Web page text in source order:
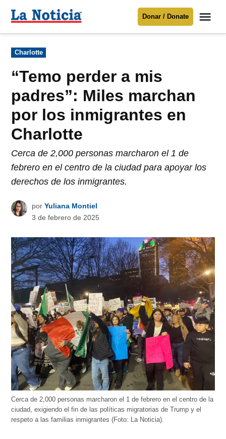
Para mantenerte informado necesitamos
Donar
contenido
Noticia
Donar / Donate
Publicado
en
Charlotte
“Temo perder a mis
padres”: Miles marchan
por los inmigrantes en
Charlotte
Cerca de 2,000 personas marcharon el 1 de
febrero en el centro de la ciudad para apoyar los
derechos de los inmigrantes.
por Yuliana Montiel
3 de febrero de 2025
Cerca de 2,000 personas marcharon el 1 de febrero en el centro de la
ciudad, exigiendo el fin de las políticas migratorias de Trump y el
respeto a las familias inmigrantes (Foto: La Noticia).